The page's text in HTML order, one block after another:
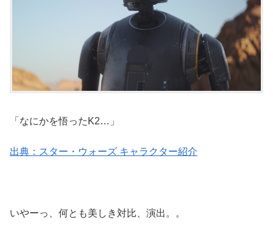
「なにかを悟ったK2…」
出典：スター・ウォーズ キャラクター紹介
いやーっ、何とも美しき対比、演出。。